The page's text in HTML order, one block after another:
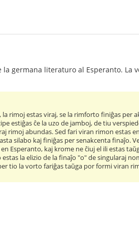
germana literaturo al Esperanto. La
rimoj estas viraj, se la rimforto finiĝas per
estiĝas ĉe la uzo de jamboj, de tiu
rimoj abundas. Sed fari viran rimon estas
silabo kaj finiĝas per senakcenta finaĵo.
Esperanto, kaj krome ne ĉiuj el ili estas
la elizio de la finaĵo "o" de singularaj
tio la vorto fariĝas taŭga por formi viran